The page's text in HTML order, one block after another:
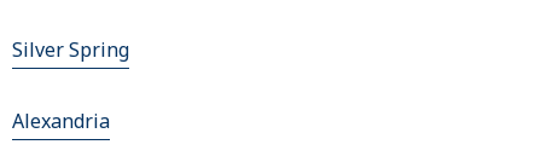
Silver Spring
Alexandria